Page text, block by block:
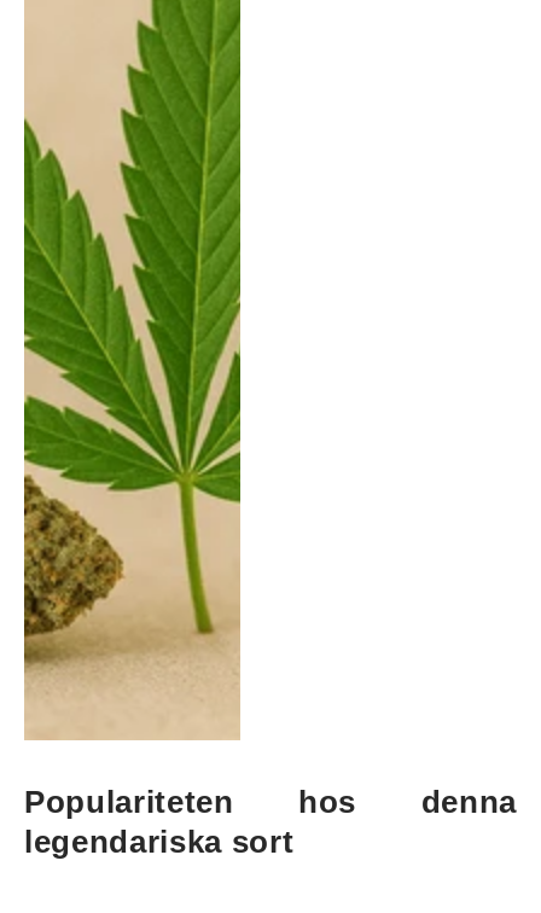
Populariteten hos denna
legendariska sort